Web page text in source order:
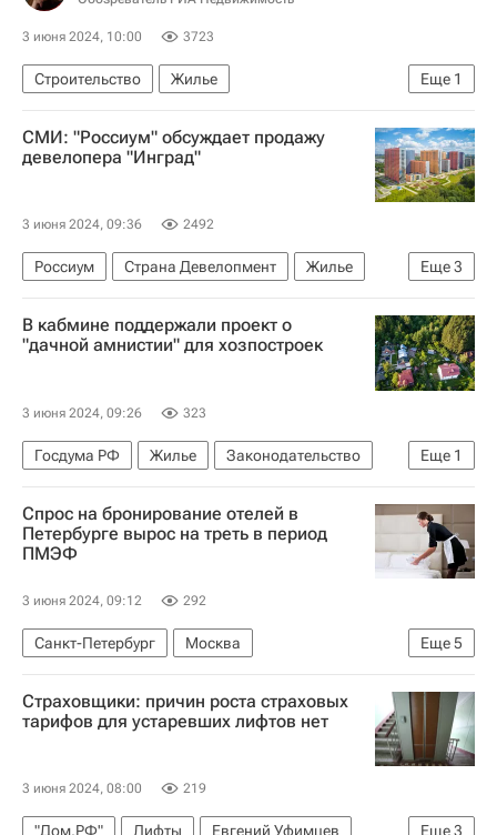
Город: детали – РИА Недвижимость
3 июня 2024, 10:00 3723
Еще 1
Строительство
Жилье
Полезное – РИА Недвижимость
СМИ: "Россиум" обсуждает продажу
девелопера "Инград"
3 июня 2024, 09:36 2492
Еще3
Россиум Страна Девелопмент
Жилье
Строительство
Девелоперы ГК "Инград"
В кабмине поддержали проект о
"дачной амнистии" для хозпостроек
3 июня 2024, 09:26 323
Еще 1
Госдума РФ Жилье
Законодательство
Загородная недвижимость
Спрос на бронирование отелей в
Петербурге вырос на треть в период
ПМЭФ
3 июня 2024, 09:12 292
Еще5
Санкт-Петербург
Москва
Нижний Новгород
Отели
Гостиницы
Цены
Коммерческая недвижимость
Страховщики: причин роста страховых
тарифов для устаревших лифтов нет
3 июня 2024, 08:00 219
Еще3
"Дом.РФ" Лифты
Евгений Уфимцев